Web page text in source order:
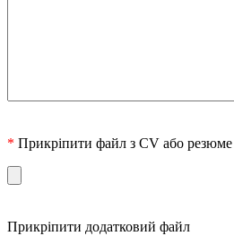
* Прикріпити файл з CV або резюме
Прикріпити додатковий файл